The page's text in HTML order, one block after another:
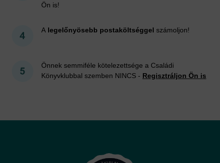
Ön is!
A legelőnyösebb postaköltséggel számoljon!
Önnek semmiféle kötelezettsége a Családi
Könyvklubbal szemben NINCS - Regisztráljon Ön is